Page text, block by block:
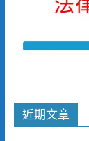
近期文章